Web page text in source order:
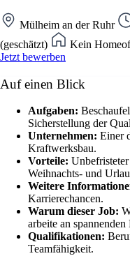
Mülheim an der Ruhr
(geschätzt)
Kein
Jetzt bewerben
Auf einen Blick
Aufgaben:
Sicherstellung der
Unternehmen: Einer
Kraftwerksbau.
Vorteile:
Weihnachts- und
Weitere
Karrierechancen.
Warum dieser Job:
arbeite an spannenden
Qualifikationen:
Teamfähigkeit.